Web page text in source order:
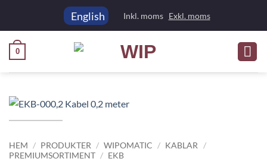
English Inkl. moms Exkl. moms
0
HEM / PRODUKTER / WIPOMATIC / KABLAR
/
PREMIUMSORTIMENT / EKB